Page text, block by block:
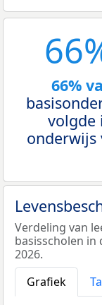
66%
volgde
onderwijs
Verdeling van
basisscholen in
2026.
Grafiek